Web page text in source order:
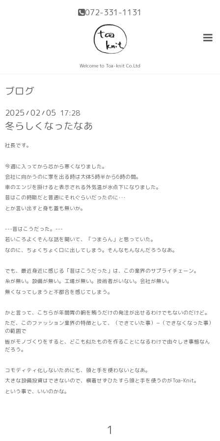
072-331-1131
Welcome to Toa-knit Co.Ltd
ブログ
2025 /02 /05 17:28
冬らしくなったなあ
社長です。
今週に入ってから芯から寒くなりました。
会社に向かうのに家を出る時は大体5時半から6時の間。
車のエンジを掛けると表示される外気温が氷点下になりました。
昔はこの時期だと普通にそれぐらいだったのに･･･
とか言い出すと身も蓋も無いか。
---昔はこうだった。---
若いころよくそんな話を聞いて、「つまらん」と思っていた。
なのに、ちょくちょく口に出してしまう。そんなもんなんだろうなあ。
でも、最近身近に感じる「昔はこうだった」は、この業界のサプライチェーン。
糸が無い。設備が無い。工場が無い。技術者がいない。会社が無い。
無くなってしまうと不都合を感じてしまう。
かと言って、こちらが年間胃の腑を賄うだけの発注が出せるわけでもないのだけど。
ただ、このファッション業界の特徴として、（できていた事）−（できなくなった事）
の範囲で
皆がモノづくりをすると、どこも似たものを作ることになるわけで由々しき事態なん
だろう。
コモディティ化しないためにも、頭と手を使わないとなあ。
大きな設備投資はできないので、横着せずひたすら頭と手を使うのがToa-Knit。
という事で、いいのかな。
1